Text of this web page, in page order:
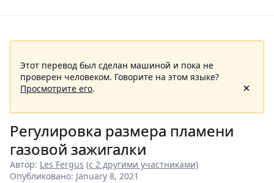
Этот перевод был сделан машиной и пока не
проверен человеком. Говорите на этом языке?
Просмотрите его.
Регулировка размера пламени
газовой зажигалки
Автор: Les Fergus (с 2 другими участниками)
Опубликовано: January 8, 2021